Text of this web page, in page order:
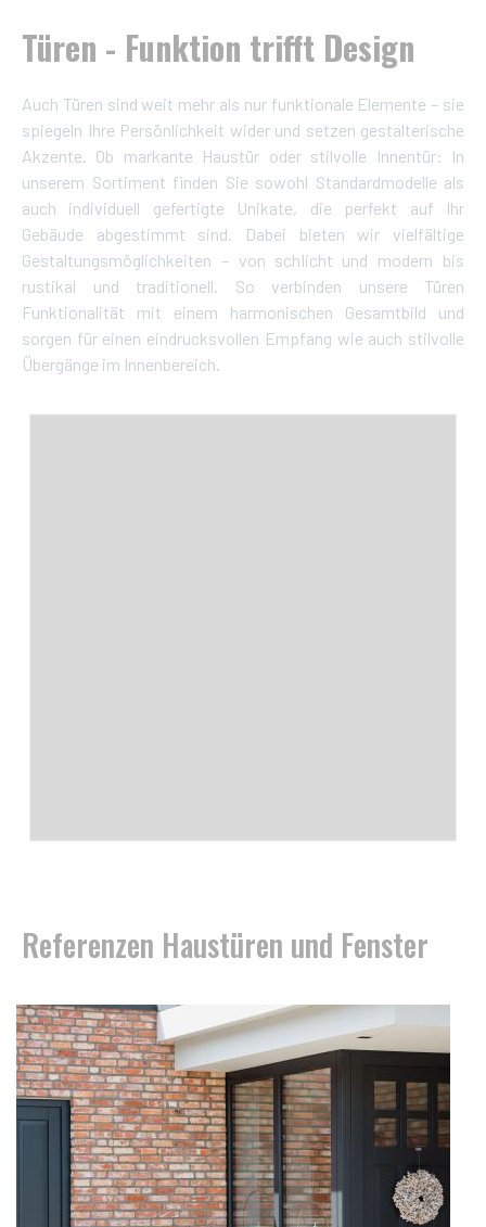
Türen - Funktion trifft Design
Auch Türen sind weit mehr als nur funktionale Elemente – sie
spiegeln Ihre Persönlichkeit wider und setzen gestalterische
Akzente. Ob markante Haustür oder stilvolle Innentür: In
unserem Sortiment finden Sie sowohl Standardmodelle als
auch individuell gefertigte Unikate, die perfekt auf Ihr
Gebäude abgestimmt sind. Dabei bieten wir vielfältige
Gestaltungsmöglichkeiten – von schlicht und modern bis
rustikal und traditionell. So verbinden unsere Türen
Funktionalität mit einem harmonischen Gesamtbild und
sorgen für einen eindrucksvollen Empfang wie auch stilvolle
Übergänge im Innenbereich.
Referenzen Haustüren und Fenster